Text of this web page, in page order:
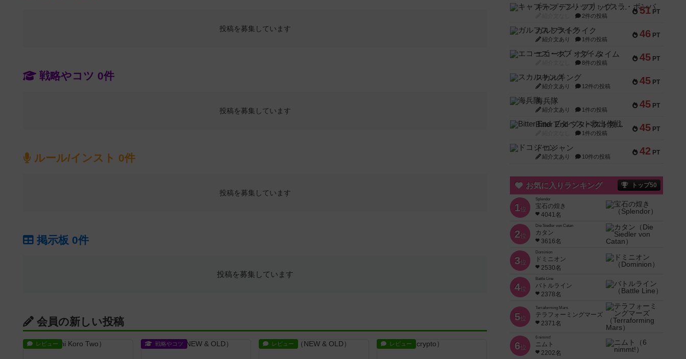
投稿を募集しています
戦略やコツ 0件
投稿を募集しています
ルール/インスト 0件
投稿を募集しています
掲示板 0件
投稿を募集しています
会員の新しい投稿
レビュー 戦略やコツ レビュー レビュー
51 PT
キャプテン・フリップ：イスラ・ボンバ
2件の投稿
46 PT
ガルフストライク
紹介文あり 1件の投稿
45 PT
エコーズ・オブ・タイム
8件の投稿
45 PT
スカルキング
紹介文あり 12件の投稿
45 PT
海兵隊
紹介文あり 1件の投稿
45 PT
Bitter End ブタペスト救出作戦
1件の投稿
42 PT
ドコジャン
紹介文あり 10件の投稿
お気に入りランキング トップ50
1位
Splendor
宝石の煌き
4041名
2位
Die Siedler von Catan
カタン
3616名
3位
Dominion
ドミニオン
2530名
4位
Battle Line
バトルライン
2378名
5位
Terraforming Mars
テラフォーミングマーズ
2371名
6位
6 nimmt!
ニムト
2202名